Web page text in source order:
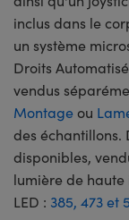
inclus dans le
un système
Droits
vendus
Montage ou
des
disponibles,
lumière de haute
LED : 385, 473 et